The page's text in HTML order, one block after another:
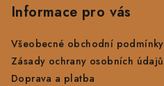
Informace pro vás
Všeobecné obchodní podmínky
Zásady ochrany osobních údajů
Doprava a platba